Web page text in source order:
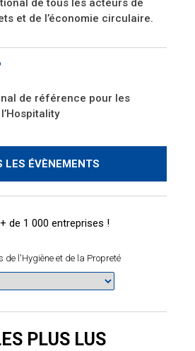
de tous les acteurs de
et de l’économie circulaire.
de référence pour les
LES ÉVÈNEMENTS
de l'Hygiène et de la Propreté
PLUS LUS